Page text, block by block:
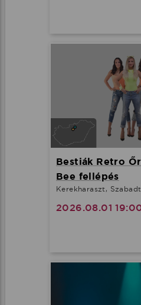
Bestiák Retro
Bee fellépés
Kerekharaszt,
2026.08.01